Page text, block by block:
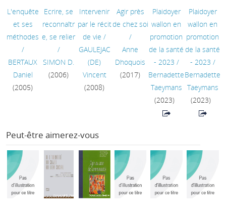
L'enquête
et ses
méthodes
/
BERTAUX
Daniel
(2005)
Ecrire, se
reconnaîtr
e, se relier
/
SIMON D.
(2006)
Intervenir
par le récit
de vie /
GAULEJAC
(DE)
Vincent
(2008)
Agir près
de chez soi
/
Anne
Dhoquois
(2017)
Plaidoyer
wallon en
promotion
de la santé
- 2023 /
Bernadette
Taeymans
(2023)
Plaidoyer
wallon en
promotion
de la santé
- 2023 /
Bernadette
Taeymans
(2023)
Peut-être aimerez-vous